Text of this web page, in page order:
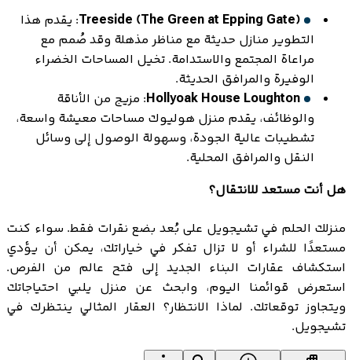
Treeside (The Green at Epping Gate): يقدم هذا
التطوير منازل حديثة مع مناظر مذهلة وقد صُمم مع
مراعاة المجتمع والاستدامة. تخيل المساحات الخضراء
الوفيرة والمرافق الحديثة.
Hollyoak House Loughton: مزيج من الأناقة
والوظائف، يقدم منزل هوليوك مساحات معيشة واسعة،
تشطيبات عالية الجودة، وسهولة الوصول إلى وسائل
النقل والمرافق المحلية.
هل أنت مستعد للانتقال؟
منزلك الحلم في تشيجويل على بُعد بضع نقرات فقط. سواء كنت
مستعدًا للشراء أو لا تزال تفكر في خياراتك، يمكن أن يؤدي
استكشاف عقارات البناء الجديد إلى فتح عالم من الفرص.
استعرض قوائمنا اليوم، وابحث عن منزل يلبي احتياجاتك
ويتجاوز توقعاتك. لماذا الانتظار؟ العقار المثالي ينتظرك في
تشيجويل.